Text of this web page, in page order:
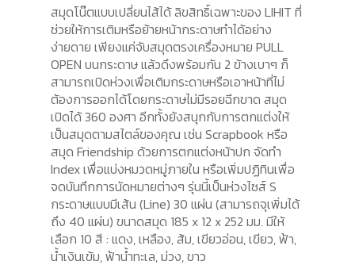
สมุดโน๊ตแบบเปลี่ยนไส้ได้ ลิขสิทธิ์เฉพาะของ LIHIT ที่
ช่วยให้การเติมหรือย้ายหน้ากระดาษทำได้อย่าง
ง่ายดาย เพียงแค่จับสมุดตรงเครื่องหมาย PULL
OPEN บนกระดาษ แล้วดึงพร้อมกัน 2 ข้างเบาๆ ก็
สามารถเปิดห่วงเพื่อเติมกระดาษหรือเอาหน้าที่ไม่
ต้องการออกได้โดยกระดาษไม่มีรอยฉีกขาด สมุด
เปิดได้ 360 องศา อีกทั้งยังสนุกกับการตกแต่งให้
เป็นสมุดตามสไตล์ของคุณ เช่น Scrapbook หรือ
สมุด Friendship ด้วยการตกแต่งหน้าปก จัดทำ
Index เพื่อแบ่งหมวดหมู่ภายใน หรือเพิ่มปฏิทินเพื่อ
จดบันทึกการนัดหมายต่างๆ รุ่นนี้เป็นห่วงไซส์ S
กระดาษแบบมีเส้น (Line) 30 แผ่น (สามารถจุเพิ่มได้
ถึง 40 แผ่น) ขนาดสมุด 185 x 12 x 252 มม. มีให้
เลือก 10 สี : แดง, เหลือง, ส้ม, เขียวอ่อน, เขียว, ฟ้า,
น้ำเงินเข้ม, ฟ้าน้ำทะเล, ม่วง, ขาว